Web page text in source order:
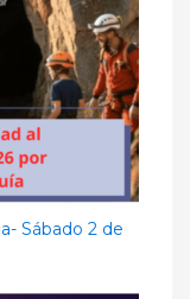
Sábado 2 de